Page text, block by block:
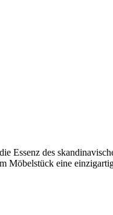
Essenz des
Möbelstück eine